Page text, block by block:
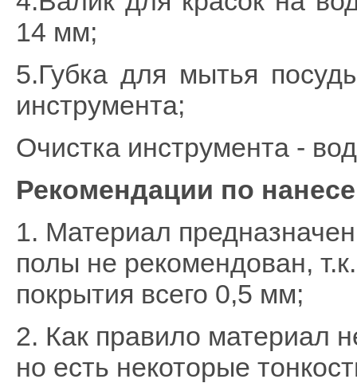
14 мм;
5.Губка для мытья
инструмента;
Очистка инструмента -
Рекомендации по
1. Материал
полы не рекомендован,
покрытия всего 0,5 мм;
2. Как правило материал
но есть некоторые